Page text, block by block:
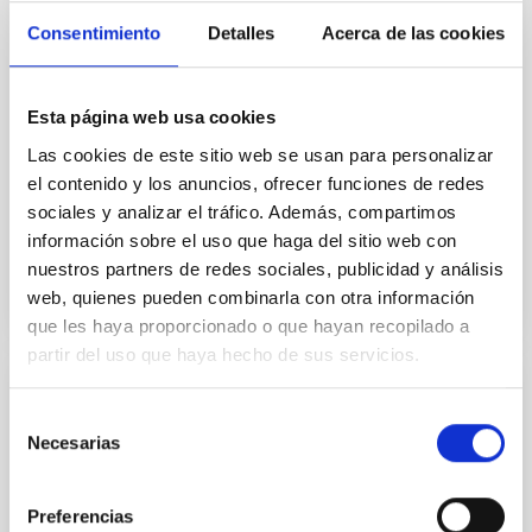
Consentimiento Detalles Acerca de las cookies
Esta página web usa cookies
Las cookies de este sitio web se usan para personalizar
el contenido y los anuncios, ofrecer funciones de redes
sociales y analizar el tráfico. Además, compartimos
información sobre el uso que haga del sitio web con
nuestros partners de redes sociales, publicidad y análisis
web, quienes pueden combinarla con otra información
que les haya proporcionado o que hayan recopilado a
partir del uso que haya hecho de sus servicios.
Necesarias
Preferencias
Adenda de prórroga del convenio para la
mejora de los instrumentos OSIRIS, EMIR
y FRIDA en el telescopio GTC
Establecer la prórroga del convenio del convenio
entre el Instituto de Astrofísica de Canarias y Gran
Telescopio de Canarias, S.A., para la mejora de los...
Adenda nº 2 de prórroga del convenio para
EMIR y FRIDA en el telescopio GTC